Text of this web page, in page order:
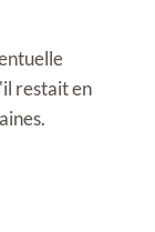
restait en